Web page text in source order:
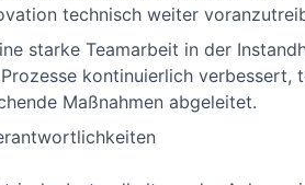
technisch weiter
starke Teamarbeit in der
kontinuierlich
Maßnahmen abgeleitet.